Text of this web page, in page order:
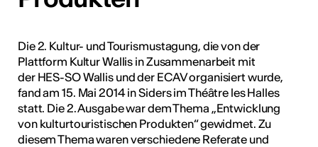
...
Die 2. Kultur- und Tourismustagung, die von der
Plattform Kultur Wallis in Zusammenarbeit mit
der HES-SO Wallis und der ECAV organisiert wurde,
fand am 15. Mai 2014 in Siders im Théâtre les Halles
statt. Die 2. Ausgabe war dem Thema „Entwicklung
von kulturtouristischen Produkten“ gewidmet. Zu
diesem Thema waren verschiedene Referate und